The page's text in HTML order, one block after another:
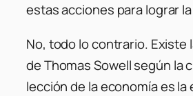
estas acciones para lograr
No, todo lo contrario. Existe
de Thomas Sowell según la
lección de la economía es la